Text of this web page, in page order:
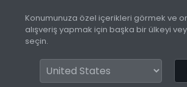
Konumunuza özel içerikleri görmek ve
alışveriş yapmak için başka bir ülkeyi
seçin.